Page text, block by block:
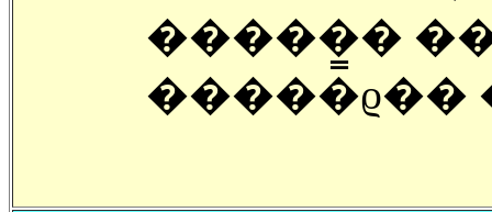
�����̳�
�����ϱ��